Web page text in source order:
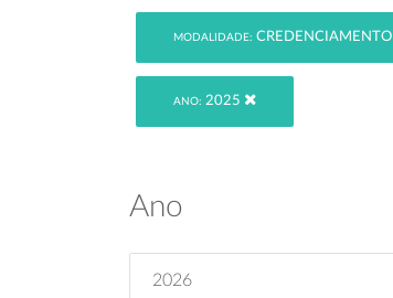
MODALIDADE: CREDENCIAMENTO
ANO: 2025
Ano
2026